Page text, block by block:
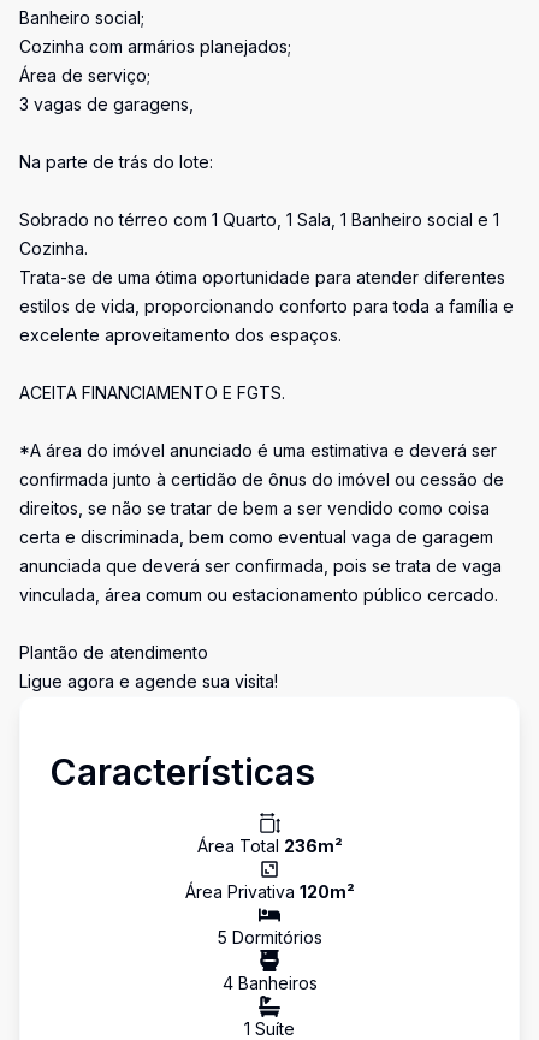
Banheiro social;
Cozinha com armários planejados;
Área de serviço;
3 vagas de garagens,
Na parte de trás do lote:
Sobrado no térreo com 1 Quarto, 1 Sala, 1 Banheiro social e 1
Cozinha.
Trata-se de uma ótima oportunidade para atender diferentes
estilos de vida, proporcionando conforto para toda a família e
excelente aproveitamento dos espaços.
ACEITA FINANCIAMENTO E FGTS.
*A área do imóvel anunciado é uma estimativa e deverá ser
confirmada junto à certidão de ônus do imóvel ou cessão de
direitos, se não se tratar de bem a ser vendido como coisa
certa e discriminada, bem como eventual vaga de garagem
anunciada que deverá ser confirmada, pois se trata de vaga
vinculada, área comum ou estacionamento público cercado.
Plantão de atendimento
Ligue agora e agende sua visita!
Características
Área Total 236m²
Área Privativa 120m²
5 Dormitórios
4Banheiros
1 Suíte